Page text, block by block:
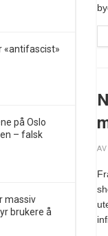
«antifascist»
på Oslo
– falsk
massiv
brukere å
AV